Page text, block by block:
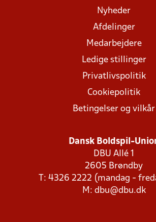
Nyheder
Afdelinger
Medarbejdere
Ledige stillinger
Privatlivspolitik
Cookiepolitik
Betingelser og vilkår
Dansk Boldspil-
DBU Allé 1
2605 Brøndby
T: 4326 2222 (mandag -
M: dbu@dbu.dk